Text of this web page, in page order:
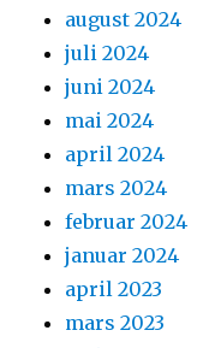
august 2024
juli 2024
juni 2024
mai 2024
april 2024
mars 2024
februar 2024
januar 2024
april 2023
mars 2023